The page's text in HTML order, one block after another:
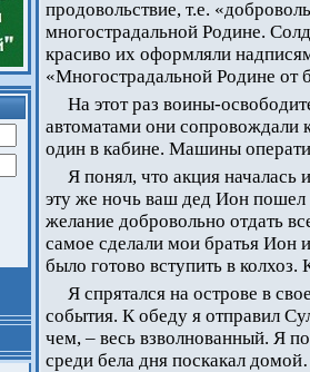
продовольствие, т.е.
многострадальной Родине.
красиво их оформляли
«Многострадальной Родине от
На этот раз воины-
автоматами они сопровождали
один в кабине. Машины
Я понял, что акция
эту же ночь ваш дед Ион пошел
желание добровольно отдать
самое сделали мои братья Ион
было готово вступить в
Я спрятался на острове в
события. К обеду я отправил
чем, – весь взволнованный. Я
среди бела дня поскакал